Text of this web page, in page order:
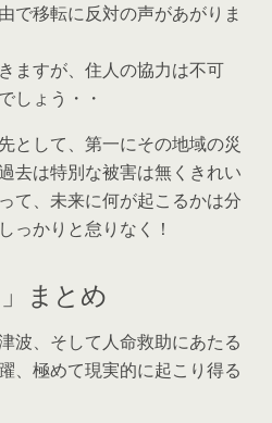
で移転に反対の声があがりま
ますが、住人の協力は不可
しょう・・
として、第一にその地域の災
去は特別な被害は無くきれい
て、未来に何が起こるかは分
っかりと怠りなく！
」まとめ
波、そして人命救助にあたる
、極めて現実的に起こり得る